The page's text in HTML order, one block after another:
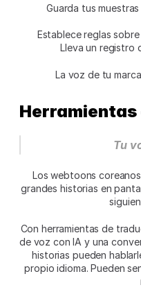
Guarda tus
Establece reglas
Lleva un registro
La voz de tu
Herramientas
Tu
Los webtoons
grandes historias en
Con herramientas de
de voz con IA y una
historias pueden
propio idioma. Pueden